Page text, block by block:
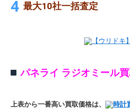
最大10社一括査定
【ウリドキ】
パネライ ラジオミール
上表から一番高い買取価格は、
時計